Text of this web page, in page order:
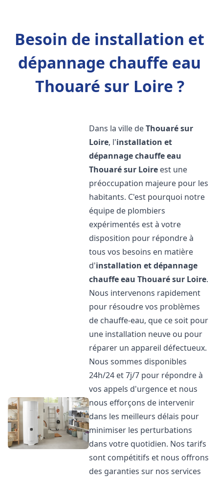
Besoin de installation et
dépannage chauffe eau
Thouaré sur Loire ?
Dans la ville deThouaré sur
Loire, l'installation et
dépannage chauffe eau
Thouaré sur Loire est une
préoccupation majeure pour les
habitants. C'est pourquoi notre
équipe de plombiers
expérimentés est à votre
disposition pour répondre à
tous vos besoins en matière
d'installation et dépannage
chauffe eau Thouaré sur Loire.
Nous intervenons rapidement
pour résoudre vos problèmes
de chauffe-eau, que ce soit pour
une installation neuve ou pour
réparer un appareil défectueux.
Nous sommes disponibles
24h/24 et 7j/7 pour répondre à
vos appels d'urgence et nous
nous efforçons de intervenir
dans les meilleurs délais pour
minimiser les perturbations
dans votre quotidien. Nos tarifs
sont compétitifs et nous offrons
des garanties sur nos services